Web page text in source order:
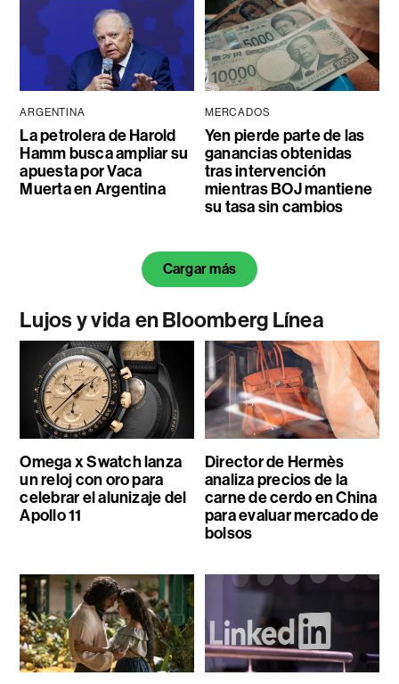
ARGENTINA
La petrolera de Harold
Hamm busca ampliar su
apuesta por Vaca
Muerta en Argentina
MERCADOS
Yen pierde parte de las
ganancias obtenidas
tras intervención
mientras BOJ mantiene
su tasa sin cambios
Cargar más
Lujos y vida en Bloomberg Línea
Omega x Swatch lanza
un reloj con oro para
celebrar el alunizaje del
Apollo 11
Director de Hermès
analiza precios de la
carne de cerdo en China
para evaluar mercado de
bolsos